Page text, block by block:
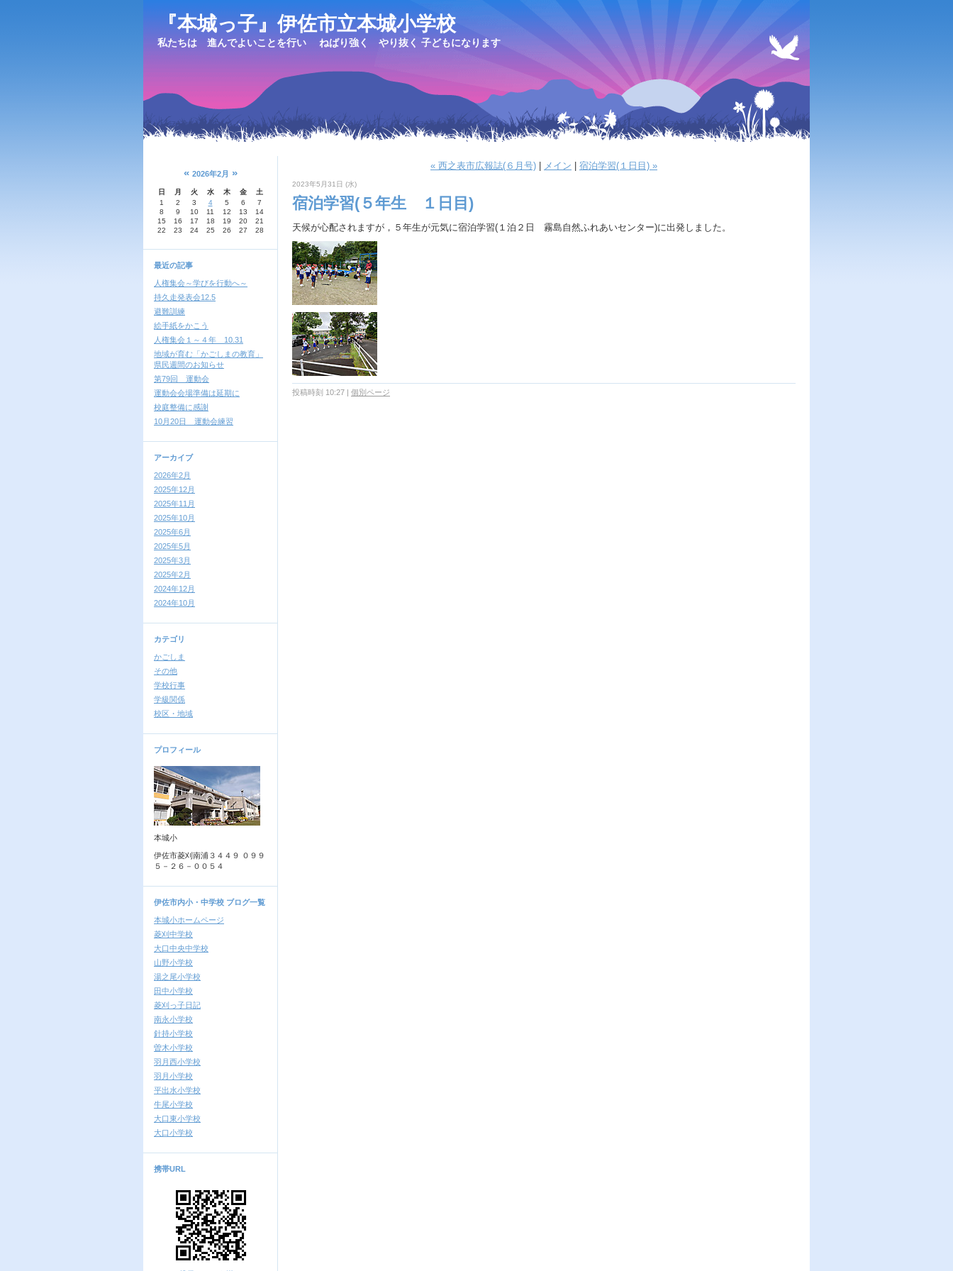
『本城っ子』伊佐市立本城小学校
私たちは 進んでよいことを行い ねばり強く やり抜く 子どもになります
« 2026年2月 »
日 月 火 水 木 金
土
1
2 3 4 5 6
7
8
9 10 11 12 13
14
15
16 17 18 19 20
21
22
23 24 25 26 27 28
最近の記事
人権集会～学びを行動へ～
持久走発表会12.5
避難訓練
絵手紙をかこう
人権集会１～４年 10.31
地域が育む「かごしまの教育」
県民週間のお知らせ
第79回 運動会
運動会会場準備は延期に
校庭整備に感謝
10月20日 運動会練習
アーカイブ
2026年2月
2025年12月
2025年11月
2025年10月
2025年6月
2025年5月
2025年3月
2025年2月
2024年12月
2024年10月
カテゴリ
かごしま
その他
学校行事
学級関係
校区・地域
プロフィール
本城小
伊佐市菱刈南浦３４４９ ０９９
５－２６－００５４
伊佐市内小・中学校 ブログ一覧
本城小ホームページ
菱刈中学校
大口中央中学校
山野小学校
湯之尾小学校
田中小学校
菱刈っ子日記
南永小学校
針持小学校
曽木小学校
羽月西小学校
羽月小学校
平出水小学校
牛尾小学校
大口東小学校
大口小学校
携帯URL
« 西之表市広報誌(６月号) メイン 宿泊学習(１日目) »
2023年5月31日 (水)
宿泊学習(５年生 １日目)
天候が心配されますが，５年生が元気に宿泊学習(１泊２日 霧島自然ふれあいセンター)に出発しました。
投稿時刻 10:27 | 個別ページ